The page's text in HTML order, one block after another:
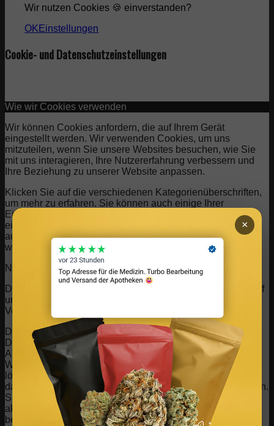
Wir nutzen Cookies 🍪 einverstanden?
OK Einstellungen
Cookie- und Datenschutzeinstellungen
Wie wir Cookies verwenden
Wir können Cookies anfordern, die auf Ihrem Gerät
eingestellt werden. Wir verwenden Cookies, um uns
mitzuteilen, wenn Sie unsere Websites besuchen, wie Sie
mit uns interagieren, Ihre Nutzererfahrung verbessern und
Ihre Beziehung zu unserer Website anpassen.
Klicken Sie auf die verschiedenen Kategorienüberschriften,
um mehr zu erfahren. Sie können auch einige Ihrer
Einstellungen ändern. Beachten Sie, dass das Blockieren
einiger Arten von Cookies Auswirkungen auf Ihre Erfahrung
auf unseren Websites und auf die Dienste haben kann, die
wir anbieten können.
Notwendige Website Cookies
Diese Cookies sind unbedingt erforderlich, um Ihnen die auf
unserer Webseite verfügbaren Dienste und Funktionen zur
Verfügung zu stellen.
Da diese Cookies für die auf unserer Webseite verfügbaren
Dienste und Funktionen unbedingt erforderlich sind, hat die
Ablehnung Auswirkungen auf die Funktionsweise unserer
Webseite. Sie können Cookies jederzeit blockieren oder
löschen, indem Sie Ihre Browsereinstellungen ändern und
das Blockieren aller Cookies auf dieser Webseite erzwingen.
Sie werden jedoch immer aufgefordert, Cookies zu
akzeptieren / abzulehnen, wenn Sie unsere Website erneut
besuchen.
×